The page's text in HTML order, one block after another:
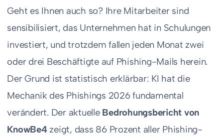
Geht es Ihnen auch so? Ihre Mitarbeiter sind
sensibilisiert, das Unternehmen hat in Schulungen
investiert, und trotzdem fallen jeden Monat zwei
oder drei Beschäftigte auf Phishing-Mails herein.
Der Grund ist statistisch erklärbar: KI hat die
Mechanik des Phishings 2026 fundamental
verändert. Der aktuelle Bedrohungsbericht von
KnowBe4zeigt, dass 86 Prozent aller Phishing-